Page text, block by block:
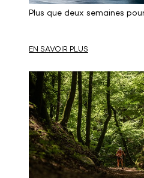
Plus que deux semaines
EN SAVOIR PLUS